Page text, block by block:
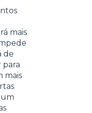
mais
de
para
mais